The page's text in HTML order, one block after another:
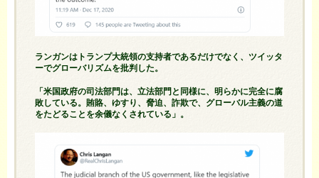
ランガンはトランプ大統領の支持者であるだけでなく、ツイッタ
ーでグローバリズムを批判した。
「米国政府の司法部門は、立法部門と同様に、明らかに完全に腐
敗している。賄賂、ゆすり、脅迫、詐欺で、グローバル主義の道
をたどることを余儀なくされている」。